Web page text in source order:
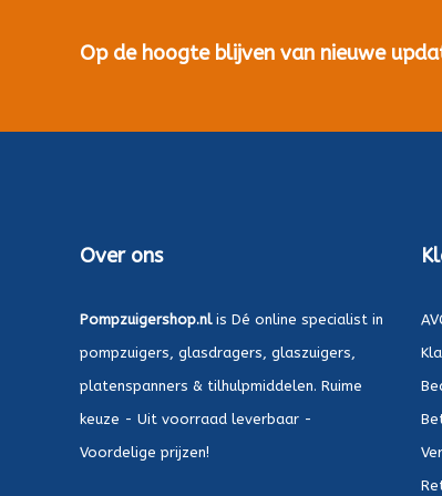
Op de hoogte blijven van nieuwe
Over ons
Pompzuigershop.nlis Dé online specialist in
pompzuigers, glasdragers, glaszuigers,
platenspanners & tilhulpmiddelen. Ruime
keuze - Uit voorraad leverbaar -
Voordelige prijzen!